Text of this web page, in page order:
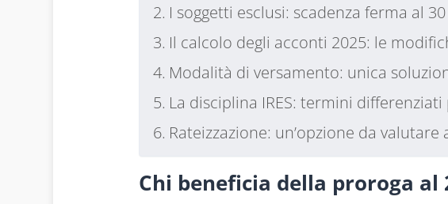
I soggetti esclusi: scadenza ferma al
Il calcolo degli acconti 2025: le
Modalità di versamento: unica
La disciplina IRES: termini
Rateizzazione: un’opzione da
Chi beneficia della proroga